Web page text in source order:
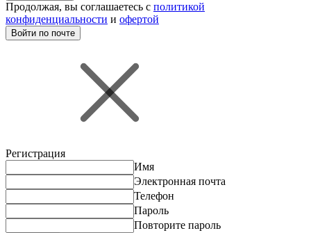
Продолжая, вы соглашаетесь с политикой
конфиденциальности и офертой
Войти по почте
Регистрация
Имя
Электронная почта
Телефон
Пароль
Повторите пароль